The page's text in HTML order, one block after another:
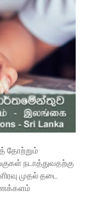
தோற்றும்
நடாத்துவதற்கு
முதல் தடை